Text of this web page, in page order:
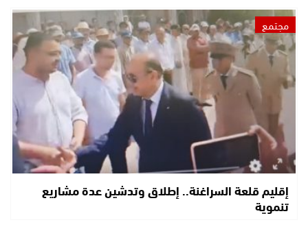
مجتمع
إقليم قلعة السراغنة.. إطلاق وتدشين عدة مشاريع
تنموية